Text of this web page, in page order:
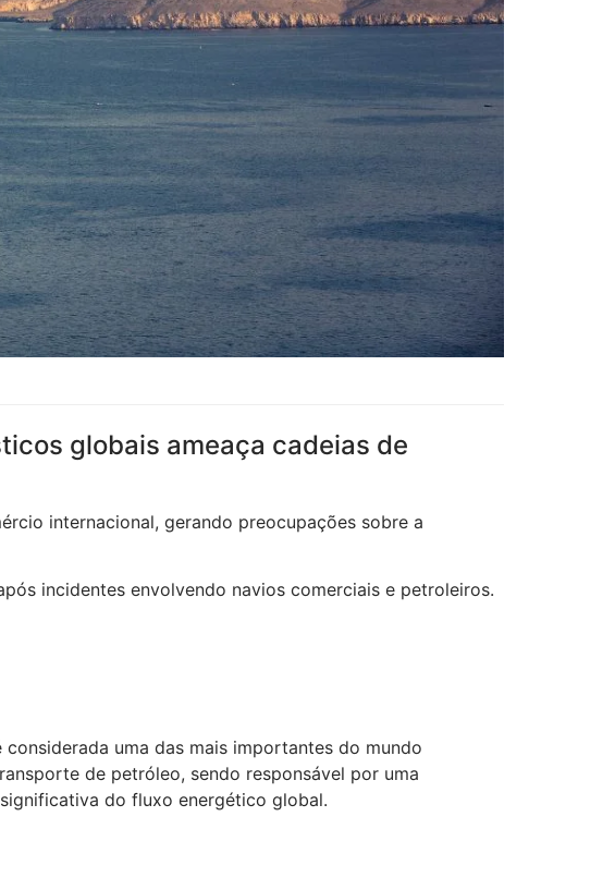
globais ameaça cadeias de
internacional, gerando preocupações sobre a
incidentes envolvendo navios comerciais e petroleiros.
considerada uma das mais importantes do mundo
de petróleo, sendo responsável por uma
do fluxo energético global.